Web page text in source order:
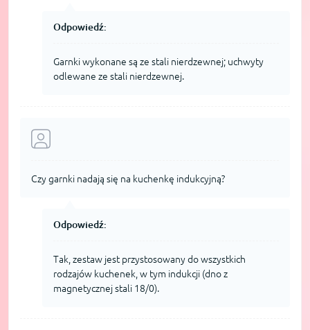
Odpowiedź:
Garnki wykonane są ze stali nierdzewnej; uchwyty
odlewane ze stali nierdzewnej.
Czy garnki nadają się na kuchenkę indukcyjną?
Odpowiedź:
Tak, zestaw jest przystosowany do wszystkich
rodzajów kuchenek, w tym indukcji (dno z
magnetycznej stali 18/0).